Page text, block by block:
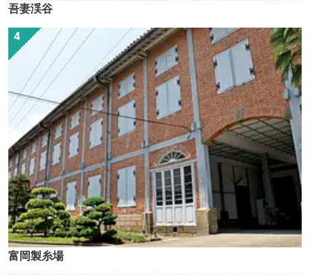
吾妻渓谷
富岡製糸場